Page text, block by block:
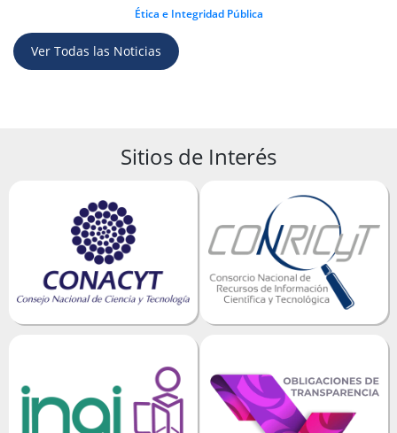
Ética e Integridad Pública
Ver Todas las Noticias
Sitios de Interés